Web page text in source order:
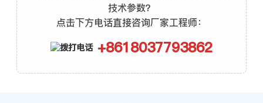
技术参数？
点击下方电话直接咨询厂家工程师：
+8618037793862